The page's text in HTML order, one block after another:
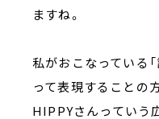
ますね。
私がおこなっている
って表現することの
HIPPYさんっていう